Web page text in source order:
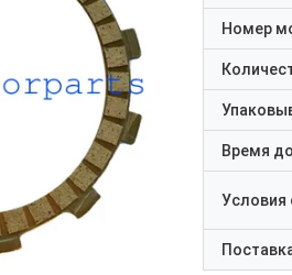
Номер
Время
Условия